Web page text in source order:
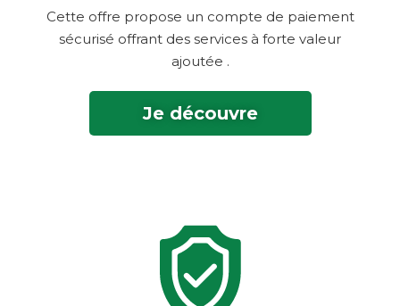
Cette offre propose un compte de paiement
sécurisé offrant des services à forte valeur
ajoutée‎ .
Je découvre